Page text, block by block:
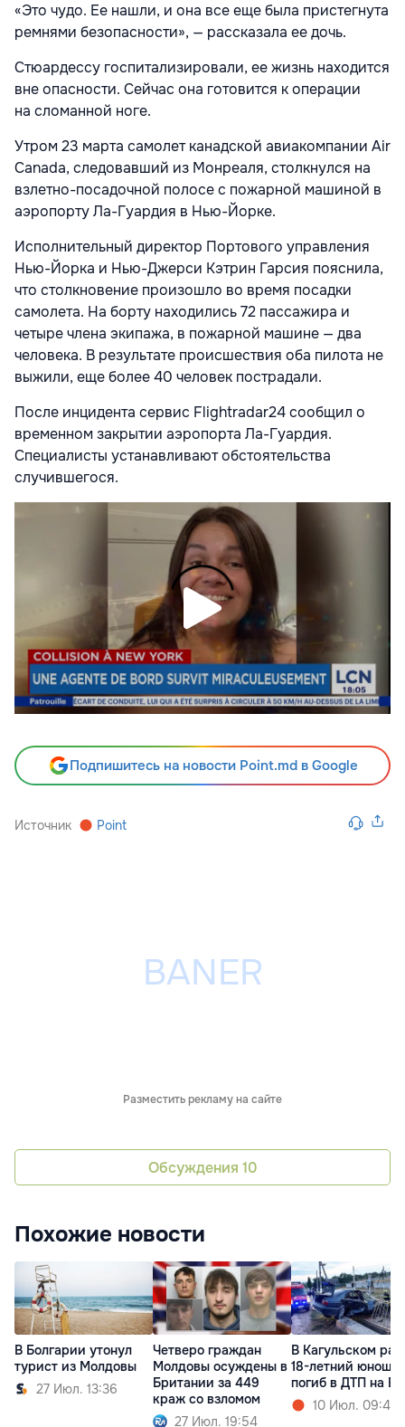
«Это чудо. Ее нашли, и она все еще была пристегнута
ремнями безопасности», — рассказала ее дочь.
Стюардессу госпитализировали, ее жизнь находится
вне опасности. Сейчас она готовится к операции
на сломанной ноге.
Утром 23 марта самолет канадской авиакомпании Air
Canada, следовавший из Монреаля, столкнулся на
взлетно-посадочной полосе с пожарной машиной в
аэропорту Ла-Гуардия в Нью-Йорке.
Исполнительный директор Портового управления
Нью-Йорка и Нью-Джерси Кэтрин Гарсия пояснила,
что столкновение произошло во время посадки
самолета. На борту находились 72 пассажира и
четыре члена экипажа, в пожарной машине — два
человека. В результате происшествия оба пилота не
выжили, еще более 40 человек пострадали.
После инцидента сервис Flightradar24сообщил о
временном закрытии аэропорта Ла-Гуардия.
Специалисты устанавливают обстоятельства
случившегося.
Подпишитесь на новости Point.md в Google
Источник Point
Разместить рекламу на сайте
Обсуждения 10
Похожие новости
В Болгарии утонул
турист из Молдовы
27 Июл. 13:36
Четверо граждан
Молдовы осуждены в
Британии за 449
краж со взломом
27 Июл. 19:54
В Кагульском
18-летний юноша
погиб в ДТП на
10 Июл. 09:44